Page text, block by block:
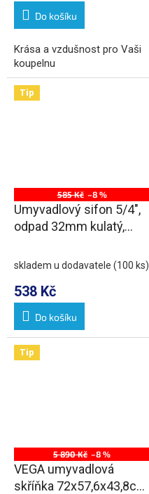
Do košíku
Krása a vzdušnost pro Vaši
koupelnu
Tip
585 Kč –8 %
Umyvadlový sifon 5/4",
odpad 32mm kulatý,
skladem u dodavatele (100 ks)
538 Kč
Do košíku
Tip
5 890 Kč –8 %
VEGA umyvadlová
skříňka 72x57,6x43,8cm,